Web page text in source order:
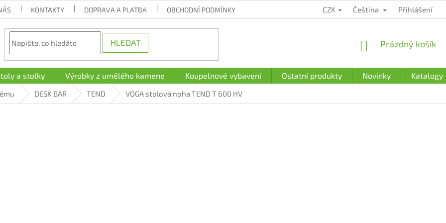
KONTAKTY DOPRAVA A PLATBA OBCHODNÍ PODMÍNKY PODMÍNKY OCHRANY OSOBNÍCH
CZK Čeština Přihlášení
HLEDAT
NÁKUPNÍ
Prázdný košík
a stolky Výrobky z umělého kamene Koupelnové vybavení Ostatní produkty Novinky Katalogy
DESK BAR TEND VOGA stolová noha TEND T 600 HV